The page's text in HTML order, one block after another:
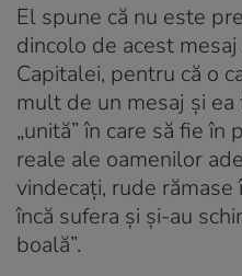
El spune că nu este
dincolo de acest
Capitalei, pentru că o
mult de un mesaj și
„unită” în care să fie
reale ale oamenilor
vindecați, rude rămase
încă sufera și și-au
boală”.